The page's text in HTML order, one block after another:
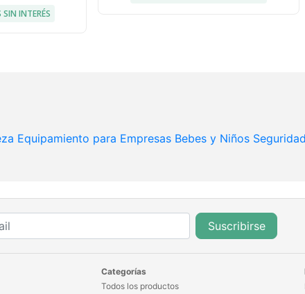
INTERÉS
Equipamiento para Empresas Bebes y Niños
Suscribirse
Categorías
Todos los productos